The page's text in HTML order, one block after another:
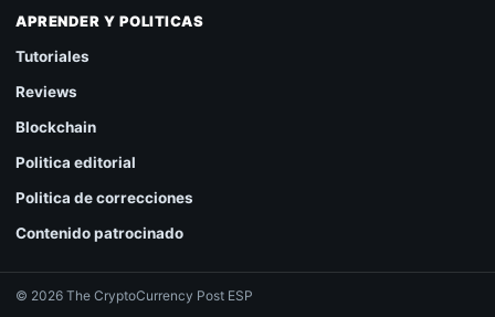
APRENDER Y POLITICAS
Tutoriales
Reviews
Blockchain
Politica editorial
Politica de correcciones
Contenido patrocinado
© 2026 The CryptoCurrency Post ESP